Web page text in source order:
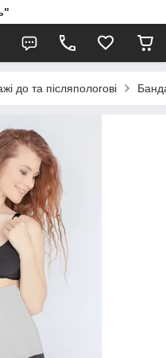
до та післяпологові